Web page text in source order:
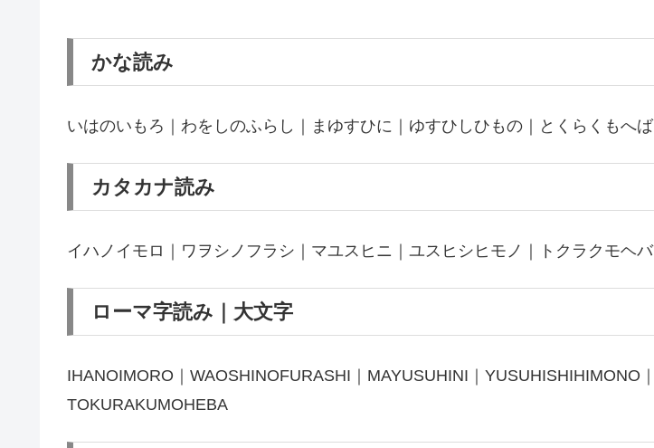
かな読み
いはのいもろ｜わをしのふらし｜まゆすひに｜ゆすひしひもの｜とくらくもへば
カタカナ読み
イハノイモロ｜ワヲシノフラシ｜マユスヒニ｜ユスヒシヒモノ｜トクラクモヘバ
ローマ字読み｜大文字
IHANOIMORO｜WAOSHINOFURASHI｜MAYUSUHINI｜YUSUHISHIHIMONO｜
TOKURAKUMOHEBA